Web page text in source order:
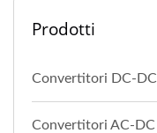
Prodotti
Convertitori DC-DC
Convertitori AC-DC